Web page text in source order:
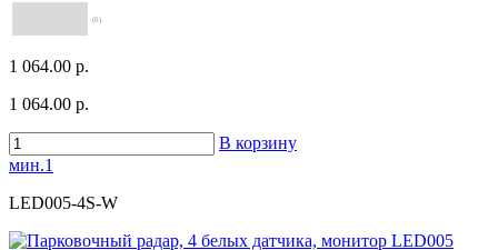
(0)
1 064.00 р.
1 064.00 р.
В корзину
мин.1
LED005-4S-W